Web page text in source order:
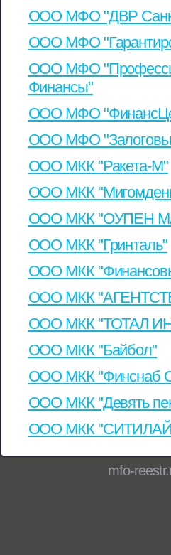
ООО МФО "ДВР
ООО МФО
ООО МФО
Финансы"
ООО МФО
ООО МФО
ООО МКК "Ракета-М"
ООО МКК
ООО МКК "ОУПЕН
ООО МКК "Гринталь"
ООО МКК
ООО МКК
ООО МКК "ТОТАЛ
ООО МКК "Байбол"
ООО МКК "Финснаб
ООО МКК "Девять
ООО МКК
mfo-